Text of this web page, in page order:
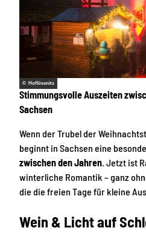
© Hoflössnitz
Stimmungsvolle Auszeiten
Sachsen
Wenn der Trubel der
beginnt in Sachsen eine
zwischen den Jahren . Jetzt ist
winterliche Romantik – ganz
die die freien Tage für kleine
Wein & Licht auf